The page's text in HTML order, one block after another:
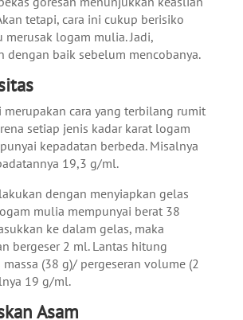
tetapi, cara ini cukup berisiko
merusak logam mulia. Jadi,
dengan baik sebelum mencobanya.
merupakan cara yang terbilang rumit
setiap jenis kadar karat logam
kepadatan berbeda. Misalnya
19,3 g/ml.
dengan menyiapkan gelas
mulia mempunyai berat 38
ke dalam gelas, maka
bergeser 2 ml. Lantas hitung
(38 g)/ pergeseran volume (2
19 g/ml.
Asam